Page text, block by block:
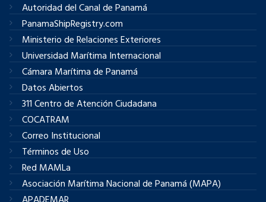
Autoridad del Canal de Panamá
PanamaShipRegistry.com
Ministerio de Relaciones Exteriores
Universidad Marítima Internacional
Cámara Marítima de Panamá
Datos Abiertos
311 Centro de Atención Ciudadana
COCATRAM
Correo Institucional
Términos de Uso
Red MAMLa
Asociación Marítima Nacional de Panamá (MAPA)